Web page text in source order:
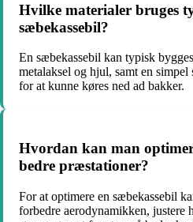
Hvilke materialer bruges
sæbekassebil?
En sæbekassebil kan typisk
metalaksel og hjul, samt en
for at kunne køres ned ad bakker.
Hvordan kan man
bedre præstationer?
For at optimere en sæbekassebil
forbedre aerodynamikken, justere